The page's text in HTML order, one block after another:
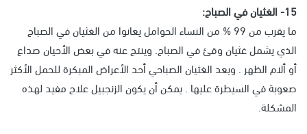
15- الغثيان في الصباح:
ما يقرب من 99 % من النساء الحوامل يعانوا من الغثيان في الصباح
الذي يشمل غثيان وقئ في الصباح. وينتج عنه في بعض الأحيان صداع
أو ألام الظهر . ويعد الغثيان الصباحي أحد الأعراض المبكرة للحمل الأكثر
صعوبة في السيطرة عليها . يمكن أن يكون الزنجبيل علاج مفيد لهذه
المشكلة.